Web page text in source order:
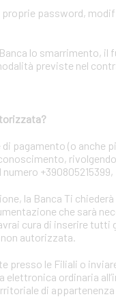
password,
lo smarrimento, il
previste nel
di pagamento (o
la Banca Ti
che sarà
cura di inserire
autorizzata.
presso le Filiali o
ordinaria
di